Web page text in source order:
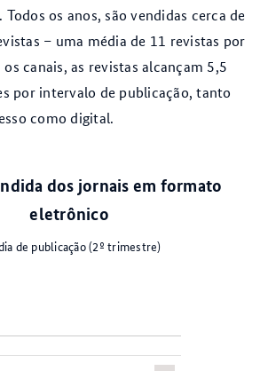
os anos, são vendidas cerca de
– uma média de 11 revistas por
canais, as revistas alcançam 5,5
por intervalo de publicação, tanto
como digital.
dos jornais em formato
eletrônico
de publicação (2º trimestre)